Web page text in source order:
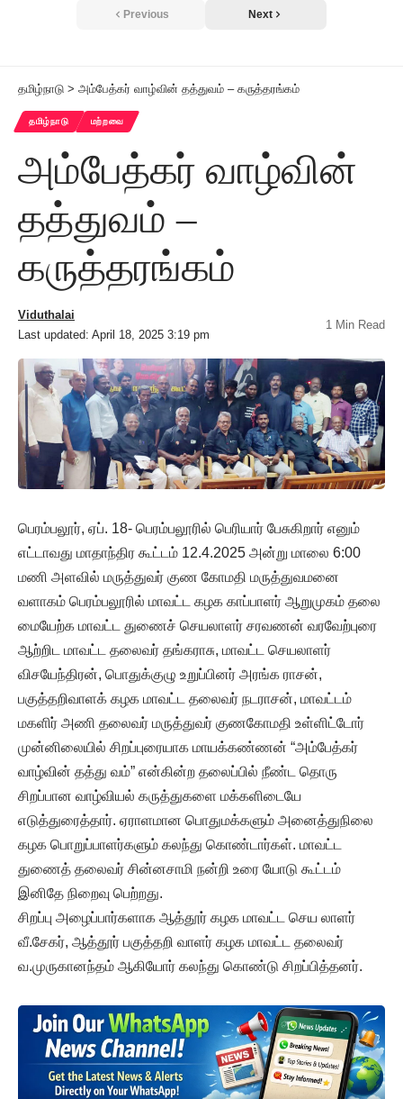
Previous Next
தமிழ்நாடு > அம்பேத்கர் வாழ்வின் தத்துவம் – கருத்தரங்கம்
தமிழ்நாடு மற்றவை
அம்பேத்கர் வாழ்வின்
தத்துவம் –
கருத்தரங்கம்
Last updated: April 18, 2025 3:19 pm
Viduthalai
1 Min Read
பெரம்பலூர், ஏப். 18- பெரம்பலூரில் பெரியார் பேசுகிறார் எனும்
எட்டாவது மாதாந்திர கூட்டம் 12.4.2025 அன்று மாலை 6:00
மணி அளவில் மருத்துவர் குண கோமதி மருத்துவமனை
வளாகம் பெரம்பலூரில் மாவட்ட கழக காப்பாளர் ஆறுமுகம் தலை
மையேற்க மாவட்ட துணைச் செயலாளர் சரவணன் வரவேற்புரை
ஆற்றிட மாவட்ட தலைவர் தங்கராசு, மாவட்ட செயலாளர்
விசயேந்திரன், பொதுக்குழு உறுப்பினர் அரங்க ராசன்,
பகுத்தறிவாளக் கழக மாவட்ட தலைவர் நடராசன், மாவட்டம்
மகளிர் அணி தலைவர் மருத்துவர் குணகோமதி உள்ளிட்டோர்
முன்னிலையில் சிறப்புரையாக மாயக்கண்ணன் “அம்பேத்கர்
வாழ்வின் தத்து வம்” என்கின்ற தலைப்பில் நீண்ட தொரு
சிறப்பான வாழ்வியல் கருத்துகளை மக்களிடையே
எடுத்துரைத்தார். ஏராளமான பொதுமக்களும் அனைத்துநிலை
கழக பொறுப்பாளர்களும் கலந்து கொண்டார்கள். மாவட்ட
துணைத் தலைவர் சின்னசாமி நன்றி உரை யோடு கூட்டம்
இனிதே நிறைவு பெற்றது.
சிறப்பு அழைப்பார்களாக ஆத்தூர் கழக மாவட்ட செய லாளர்
வீ.சேகர், ஆத்தூர் பகுத்தறி வாளர் கழக மாவட்ட தலைவர்
வ.முருகானந்தம் ஆகியோர் கலந்து கொண்டு சிறப்பித்தனர்.